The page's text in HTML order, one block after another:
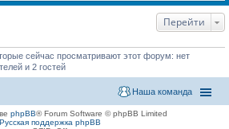
Перейти
сейчас просматривают этот форум: нет
и 2 гостей
Наша команда
phpBB® Forum Software © phpBB Limited
Русская поддержка phpBB